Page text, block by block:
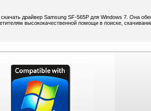
драйвер Samsung SF-565P для Windows 7. Она
высококачественной помощи в поиске,